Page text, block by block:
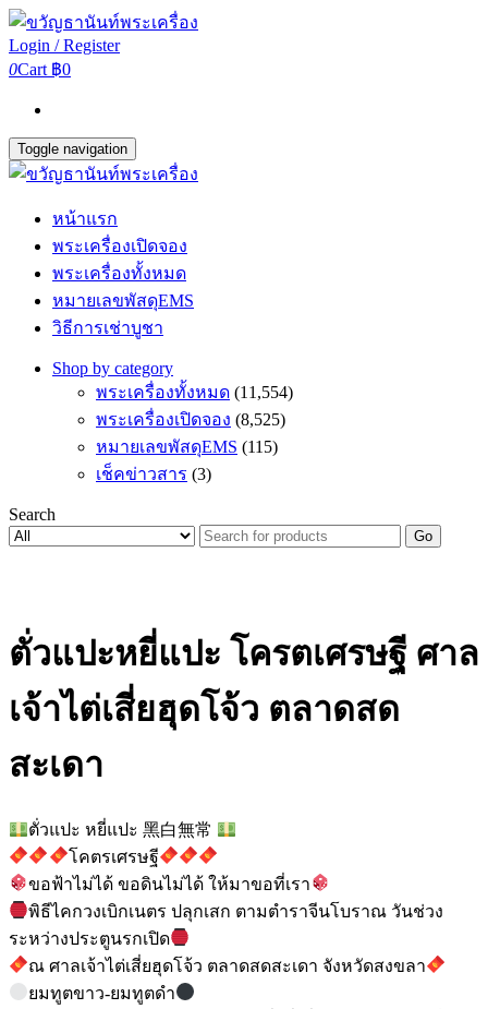
Login / Register
0Cart ฿0
Toggle navigation
หน้าแรก
พระเครื่องเปิดจอง
พระเครื่องทั้งหมด
หมายเลขพัสดุEMS
วิธีการเช่าบูชา
Shop by category
พระเครื่องทั้งหมด (11,554)
พระเครื่องเปิดจอง (8,525)
หมายเลขพัสดุEMS (115)
เช็คข่าวสาร (3)
Search
Go
ตั่วแปะหยี่แปะ โครตเศรษฐี ศาล
เจ้าไต่เสี่ยฮุดโจ้ว ตลาดสด
สะเดา
ตั่วแปะ หยี่แปะ 黑白無常
โคตรเศรษฐี
ขอฟ้าไม่ได้ ขอดินไม่ได้ ให้มาขอที่เรา
พิธีไคกวงเบิกเนตร ปลุกเสก ตามตำราจีนโบราณ วันช่วง
ระหว่างประตูนรกเปิด
ณ ศาลเจ้าไต่เสี่ยฮุดโจ้ว ตลาดสดสะเดา จังหวัดสงขลา
ยมทูตขาว-ยมทูตดำ